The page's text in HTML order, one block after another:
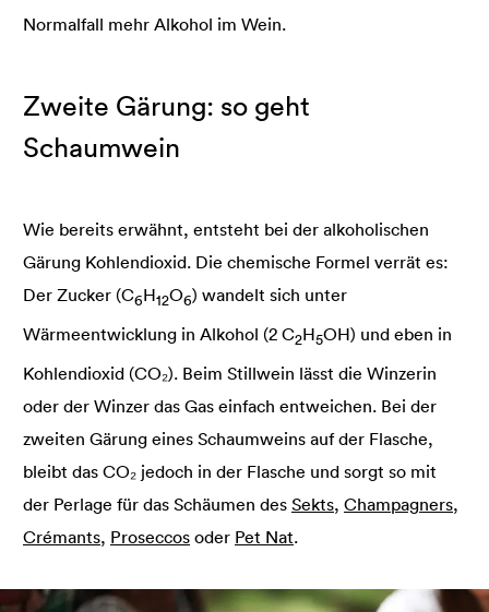
Normalfall mehr Alkohol im Wein.
Zweite Gärung: so geht
Schaumwein
Wie bereits erwähnt, entsteht bei der alkoholischen
Gärung Kohlendioxid. Die chemische Formel verrät es:
Der Zucker (C6H12O6) wandelt sich unter
Wärmeentwicklung in Alkohol (2 C2H5OH) und eben in
Kohlendioxid (CO₂). Beim Stillwein lässt die Winzerin
oder der Winzer das Gas einfach entweichen. Bei der
zweiten Gärung eines Schaumweins auf der Flasche,
bleibt das CO₂ jedoch in der Flasche und sorgt so mit
der Perlage für das Schäumen des Sekts, Champagners,
Crémants, Proseccos oder Pet Nat.